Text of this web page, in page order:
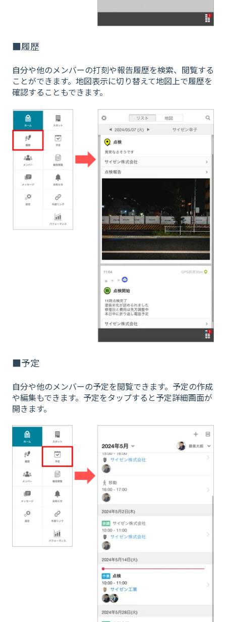
■履歴
自分や他のメンバーの打刻や報告履歴を検索、閲覧する
ことができます。地図表示に切り替えて地図上で履歴を
確認することもできます。
■予定
自分や他のメンバーの予定を閲覧できます。予定の作成
や編集もできます。予定をタップすると予定詳細画面が
開きます。